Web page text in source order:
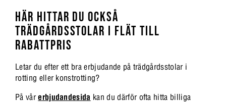
HÄR HITTAR DU OCKSÅ
TRÄDGÅRDSSTOLAR I FLÄT TILL
RABATTPRIS
Letar du efter ett bra erbjudande på trädgårdsstolar i
rotting eller konstrotting?
På vårerbjudandesida kan du därför ofta hitta billiga